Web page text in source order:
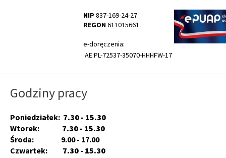
NIP 837-169-24-27
REGON611015661
e-doręczenia:
AE:PL-72537-35070-HHHFW-17
Godziny pracy
Poniedziałek: 7.30 - 15.30
Wtorek: 7.30 - 15.30
Środa: 9.00 - 17.00
Czwartek: 7.30 - 15.30